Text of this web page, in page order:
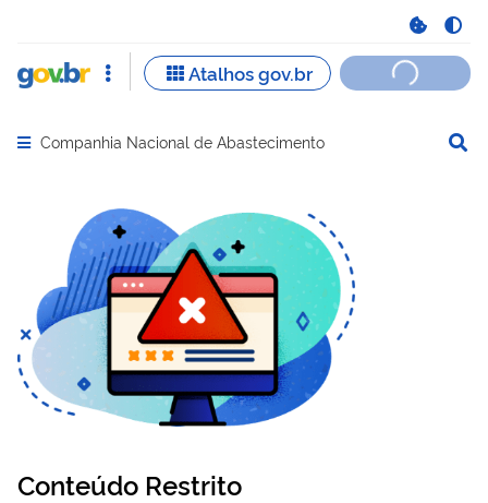
Abrir menu principal de navegação
Companhia Nacional de Abastecimento
Conteúdo Restrito